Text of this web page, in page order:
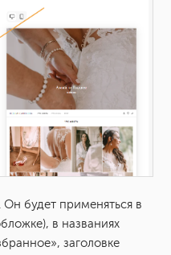
будет применяться в
в названиях
заголовке